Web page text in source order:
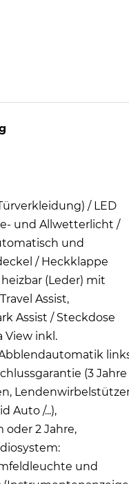
/ LED
und Allwetterlicht /
und
/ Heckklappe
(Leder) mit
Assist,
Assist / Steckdose
View inkl.
(3 Jahre
Auto /...),
2 Jahre,
und